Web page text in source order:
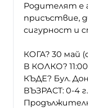
Родителят е
присъствие,
сигурност и
КОГА? 30 май
В КОЛКО? 11:00
КЪДЕ? Бул.
ВЪЗРАСТ: 0-4 г.